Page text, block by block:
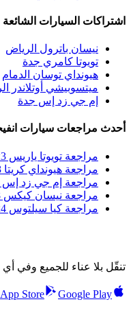
اشتراكات السيارات الشائعة
نيسان باترول الرياض
تويوتا كامري جدة
هيونداي توسان الدمام
ميتسوبيشي أوتلاندر
إم جي زد إس جدة
أحدث مراجعات سيارات
مراجعة تويوتا ياريس 2023
مراجعة هيونداي كريتا 2023
مراجعة إم جي زد إس EV 2024
مراجعة نيسان كيكس 2023
مراجعة كيا سيلتوس 2024
تنقّل بلا عناء للجميع وفي
App Store Google Play